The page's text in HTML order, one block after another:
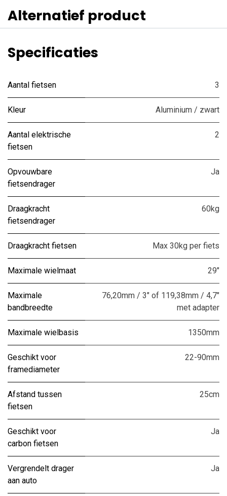
Alternatief product
Specificaties
Aantal fietsen 3
Kleur Aluminium / zwart
Aantal elektrische
fietsen
2
Opvouwbare
fietsendrager
Ja
Draagkracht
fietsendrager
60kg
Draagkracht fietsen Max 30kg per fiets
Maximale wielmaat 29"
Maximale
bandbreedte
76,20mm / 3" of 119,38mm / 4,7"
met adapter
Maximale wielbasis 1350mm
Geschikt voor
framediameter
22-90mm
Afstand tussen
fietsen
25cm
Geschikt voor
carbon fietsen
Ja
Vergrendelt drager
aan auto
Ja